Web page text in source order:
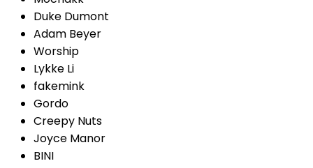
Duke Dumont
Adam Beyer
Worship
Lykke Li
fakemink
Gordo
Creepy Nuts
Joyce Manor
BINI